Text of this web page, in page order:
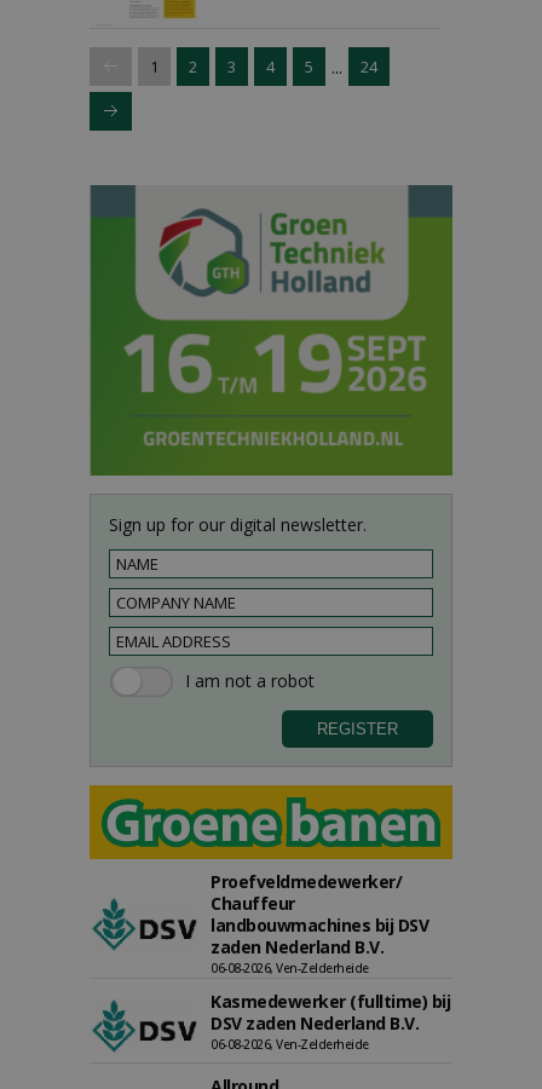
1 2 3 4 5 ... 24
Sign up for our digital newsletter.
Proefveldmedewerker/
Chauffeur
landbouwmachines bij DSV
zaden Nederland B.V.
06-08-2026, Ven-Zelderheide
Kasmedewerker (fulltime) bij
DSV zaden Nederland B.V.
06-08-2026, Ven-Zelderheide